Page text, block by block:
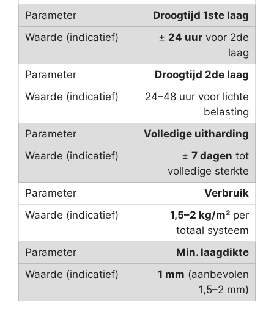
Droogtijd 1ste laag
± 24 uur voor 2de
laag
Droogtijd 2de laag
24–48 uur voor lichte
belasting
Volledige uitharding
± 7 dagen tot
volledige sterkte
Verbruik
1,5–2 kg/m² per
totaal systeem
Min. laagdikte
1 mm (aanbevolen
1,5–2 mm)